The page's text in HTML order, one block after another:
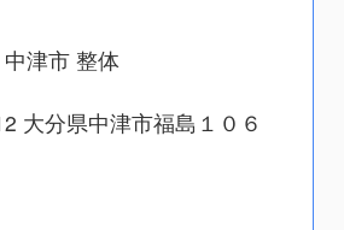
津市 整体
大分県中津市福島１０６